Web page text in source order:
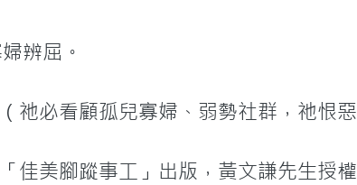
辨屈。
祂必看顧孤兒寡婦、弱勢社群，祂恨惡
佳美腳蹤事工」出版，黃文謙先生授權